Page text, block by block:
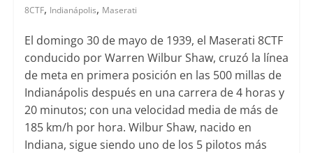
8CTF, Indianápolis, Maserati
El domingo 30 de mayo de 1939, el Maserati 8CTF
conducido por Warren Wilbur Shaw, cruzó la línea
de meta en primera posición en las 500 millas de
Indianápolis después en una carrera de 4 horas y
20 minutos; con una velocidad media de más de
185 km/h por hora. Wilbur Shaw, nacido en
Indiana, sigue siendo uno de los 5 pilotos más